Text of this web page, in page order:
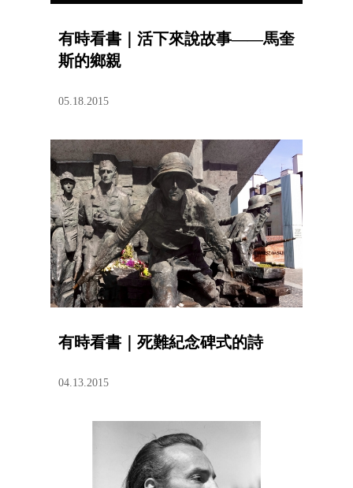
有時看書｜活下來說故事——馬奎
斯的鄉親
05.18.2015
有時看書｜死難紀念碑式的詩
04.13.2015